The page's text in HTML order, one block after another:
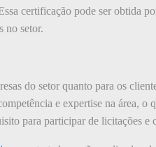
certificação pode ser obtida
no setor.
do setor quanto para os
e expertise na área, o
para participar de licitações e